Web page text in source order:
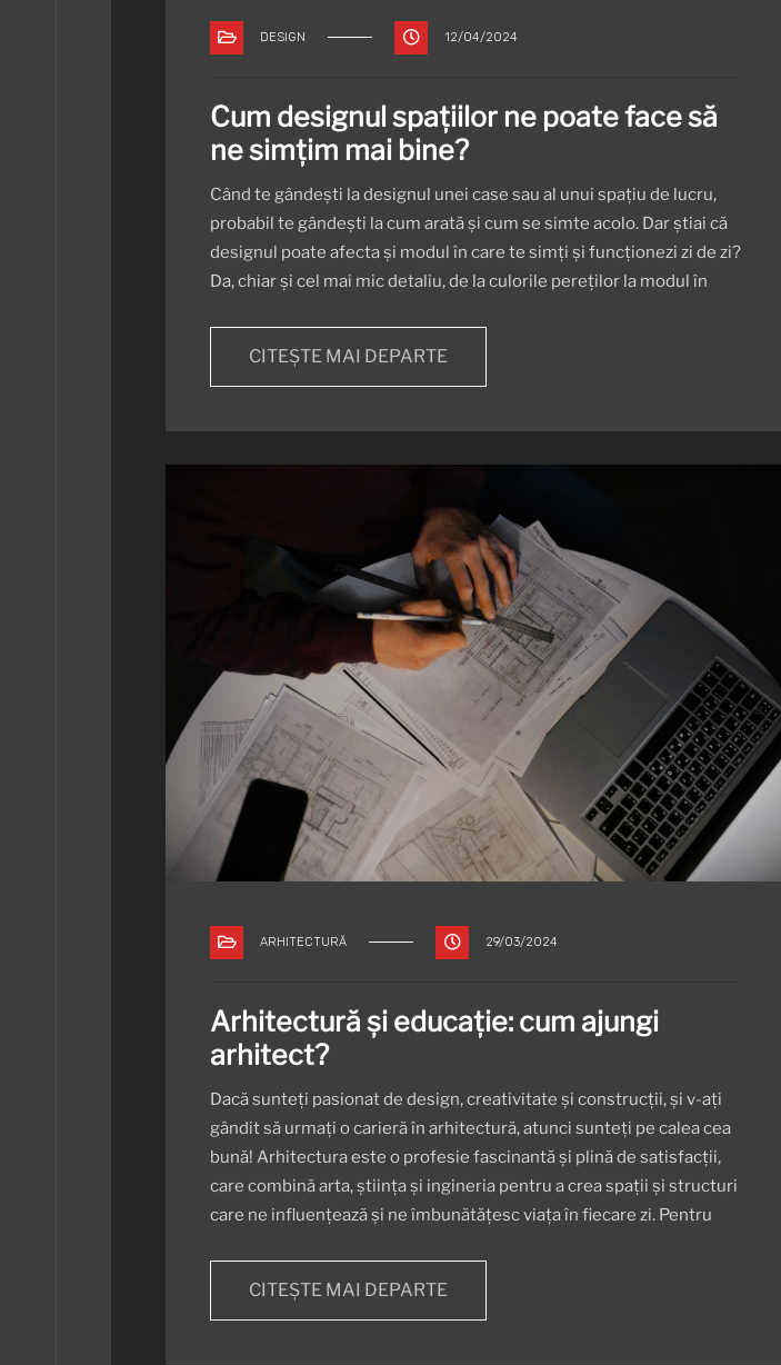
DESIGN 12/04/2024
Cum designul spațiilor ne poate face să
ne simțim mai bine?
Când te gândești la designul unei case sau al unui spațiu de lucru,
probabil te gândești la cum arată și cum se simte acolo. Dar știai că
designul poate afecta și modul în care te simți și funcționezi zi de zi?
Da, chiar și cel mai mic detaliu, de la culorile pereților la modul în
CITEȘTE MAI DEPARTE
ARHITECTURĂ 29/03/2024
Arhitectură și educație: cum ajungi
arhitect?
Dacă sunteți pasionat de design, creativitate și construcții, și v-ați
gândit să urmați o carieră în arhitectură, atunci sunteți pe calea cea
bună! Arhitectura este o profesie fascinantă și plină de satisfacții,
care combină arta, știința și ingineria pentru a crea spații și structuri
care ne influențează și ne îmbunătățesc viața în fiecare zi. Pentru
CITEȘTE MAI DEPARTE